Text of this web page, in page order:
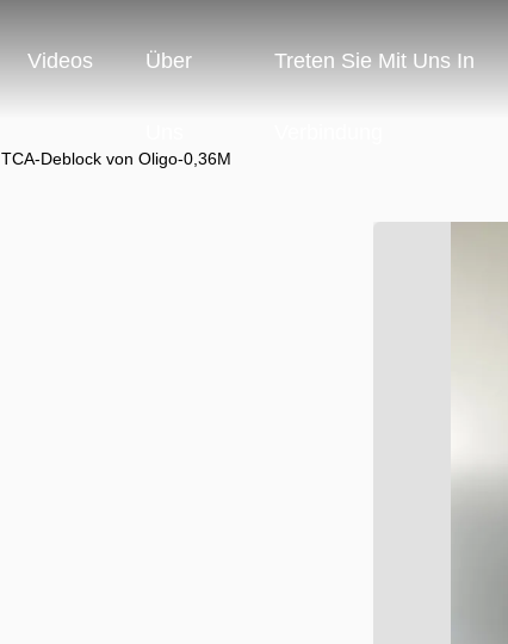
Videos Über Treten Sie Mit Uns In
TCA-Deblock von Oligo-0,36M